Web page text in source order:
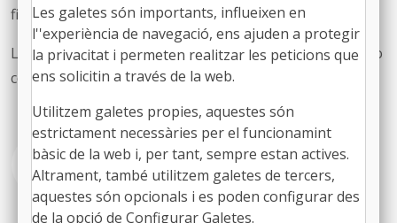
financera dels ajuntaments.
La moció ha estat enviada als ajuntaments perquè si, ho
consideren oportú, l’aprovin als respectius plens.
DOC Mocio-mesures-financament-local.docx
Les galetes són importants, influeixen en
l''experiència de navegació, ens ajuden a protegir
la privacitat i permeten realitzar les peticions que
ens solicitin a través de la web.
Utilitzem galetes propies, aquestes són
estrictament necessàries per el funcionamint
bàsic de la web i, per tant, sempre estan actives.
Altrament, també utilitzem galetes de tercers,
aquestes són opcionals i es poden configurar des
de la opció de Configurar Galetes.